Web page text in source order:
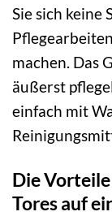
Sie sich keine
machen. Das
äußerst
einfach mit
Die Vorteile
Tores auf